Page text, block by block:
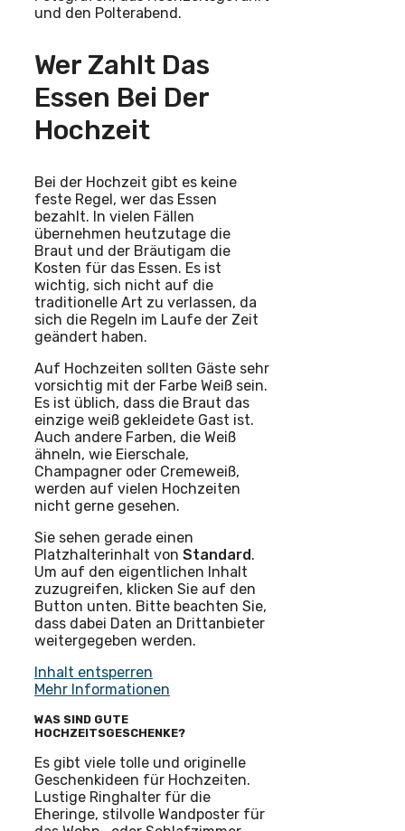
und den Polterabend.
Wer Zahlt Das
Essen Bei Der
Hochzeit
Bei der Hochzeit gibt es keine
feste Regel, wer das Essen
bezahlt. In vielen Fällen
übernehmen heutzutage die
Braut und der Bräutigam die
Kosten für das Essen. Es ist
wichtig, sich nicht auf die
traditionelle Art zu verlassen, da
sich die Regeln im Laufe der Zeit
geändert haben.
Auf Hochzeiten sollten Gäste sehr
vorsichtig mit der Farbe Weiß sein.
Es ist üblich, dass die Braut das
einzige weiß gekleidete Gast ist.
Auch andere Farben, die Weiß
ähneln, wie Eierschale,
Champagner oder Cremeweiß,
werden auf vielen Hochzeiten
nicht gerne gesehen.
Sie sehen gerade einen
Platzhalterinhalt von Standard .
Um auf den eigentlichen Inhalt
zuzugreifen, klicken Sie auf den
Button unten. Bitte beachten Sie,
dass dabei Daten an Drittanbieter
weitergegeben werden.
Inhalt entsperren
Mehr Informationen
WAS SIND GUTE
HOCHZEITSGESCHENKE?
Es gibt viele tolle und originelle
Geschenkideen für Hochzeiten.
Lustige Ringhalter für die
Eheringe, stilvolle Wandposter für